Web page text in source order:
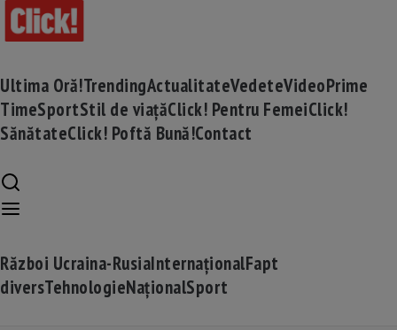
Ultima Oră!TrendingActualitateVedeteVideoPrime
TimeSportStil de viațăClick! Pentru FemeiClick!
SănătateClick! Poftă Bună!Contact
Război Ucraina-RusiaInternaționalFapt
diversTehnologieNaționalSport